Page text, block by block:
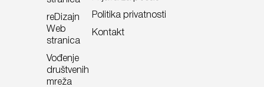
reDizajn
Web
stranica
Vođenje
društvenih
mreža
Politika privatnosti
Kontakt